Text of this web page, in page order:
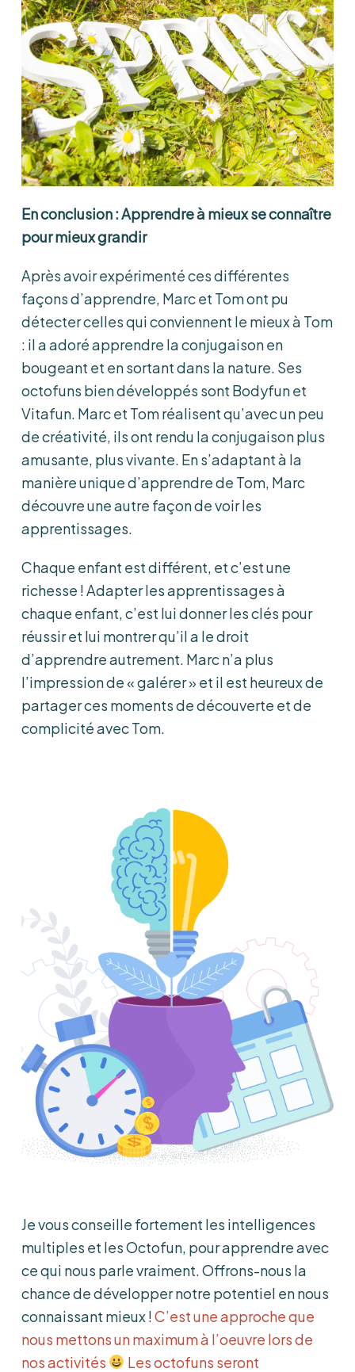
En conclusion : Apprendre à mieux se connaître
pour mieux grandir
Après avoir expérimenté ces différentes
façons d’apprendre, Marc et Tom ont pu
détecter celles qui conviennent le mieux à Tom
: il a adoré apprendre la conjugaison en
bougeant et en sortant dans la nature. Ses
octofuns bien développés sont Bodyfun et
Vitafun. Marc et Tom réalisent qu’avec un peu
de créativité, ils ont rendu la conjugaison plus
amusante, plus vivante. En s’adaptant à la
manière unique d’apprendre de Tom, Marc
découvre une autre façon de voir les
apprentissages.
Chaque enfant est différent, et c’est une
richesse ! Adapter les apprentissages à
chaque enfant, c’est lui donner les clés pour
réussir et lui montrer qu’il a le droit
d’apprendre autrement. Marc n’a plus
l’impression de « galérer » et il est heureux de
partager ces moments de découverte et de
complicité avec Tom.
Je vous conseille fortement les intelligences
multiples et les Octofun, pour apprendre avec
ce qui nous parle vraiment. Offrons-nous la
chance de développer notre potentiel en nous
connaissant mieux !C’est une approche que
nous mettons un maximum à l’oeuvre lors de
nos activités
Les octofuns seront